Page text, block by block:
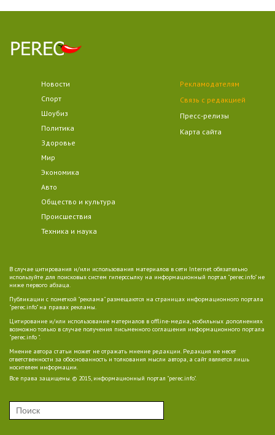
Новости
Спорт
Шоубиз
Политика
Здоровье
Мир
Экономика
Авто
Общество и культура
Происшествия
Техника и наука
Рекламодателям
Связь с редакцией
Пресс-релизы
Карта сайта
В случае цитирования и/или использования материалов в сети Internet обязательно
используйте для поисковых систем гиперссылку на информационный портал "perec.info" не
ниже первого абзаца.
Публикации с пометкой "реклама" размещаются на страницах информационного портала
"perec.info" на правах рекламы.
Цитирование и/или использование материалов в offline-медиа, мобильных дополнениях
возможно только в случае получения письменного соглашения информационного портала
"perec.info ".
Мнение автора статьи может не отражать мнение редакции. Редакция не несет
ответственности за обоснованность и толкования мысли автора, а сайт является лишь
носителем информации.
Все права защищены. © 2015, информационный портал "perec.info".